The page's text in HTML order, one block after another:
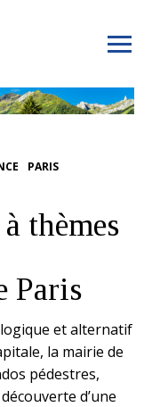
PARIS
thèmes
Paris
et alternatif
la mairie de
pédestres,
d’une